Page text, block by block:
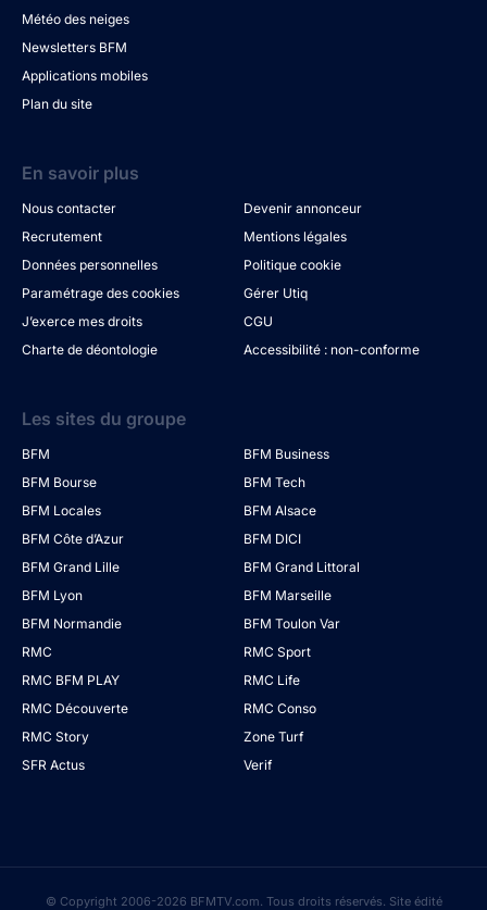
Météo des neiges
Newsletters BFM
Applications mobiles
Plan du site
En savoir plus
Nous contacter
Devenir annonceur
Recrutement
Mentions légales
Données personnelles
Politique cookie
Paramétrage des cookies
Gérer Utiq
J’exerce mes droits
CGU
Charte de déontologie
Accessibilité : non-conforme
Les sites du groupe
BFM
BFM Business
BFM Bourse
BFM Tech
BFM Locales
BFM Alsace
BFM Côte d’Azur
BFM DICI
BFM Grand Lille
BFM Grand Littoral
BFM Lyon
BFM Marseille
BFM Normandie
BFM Toulon Var
RMC
RMC Sport
RMC BFM PLAY
RMC Life
RMC Découverte
RMC Conso
RMC Story
Zone Turf
SFR Actus
Verif
© Copyright 2006-2026 BFMTV.com. Tous droits réservés. Site édité